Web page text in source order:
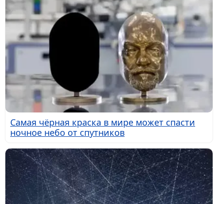
Самая чёрная краска в мире может спасти
ночное небо от спутников